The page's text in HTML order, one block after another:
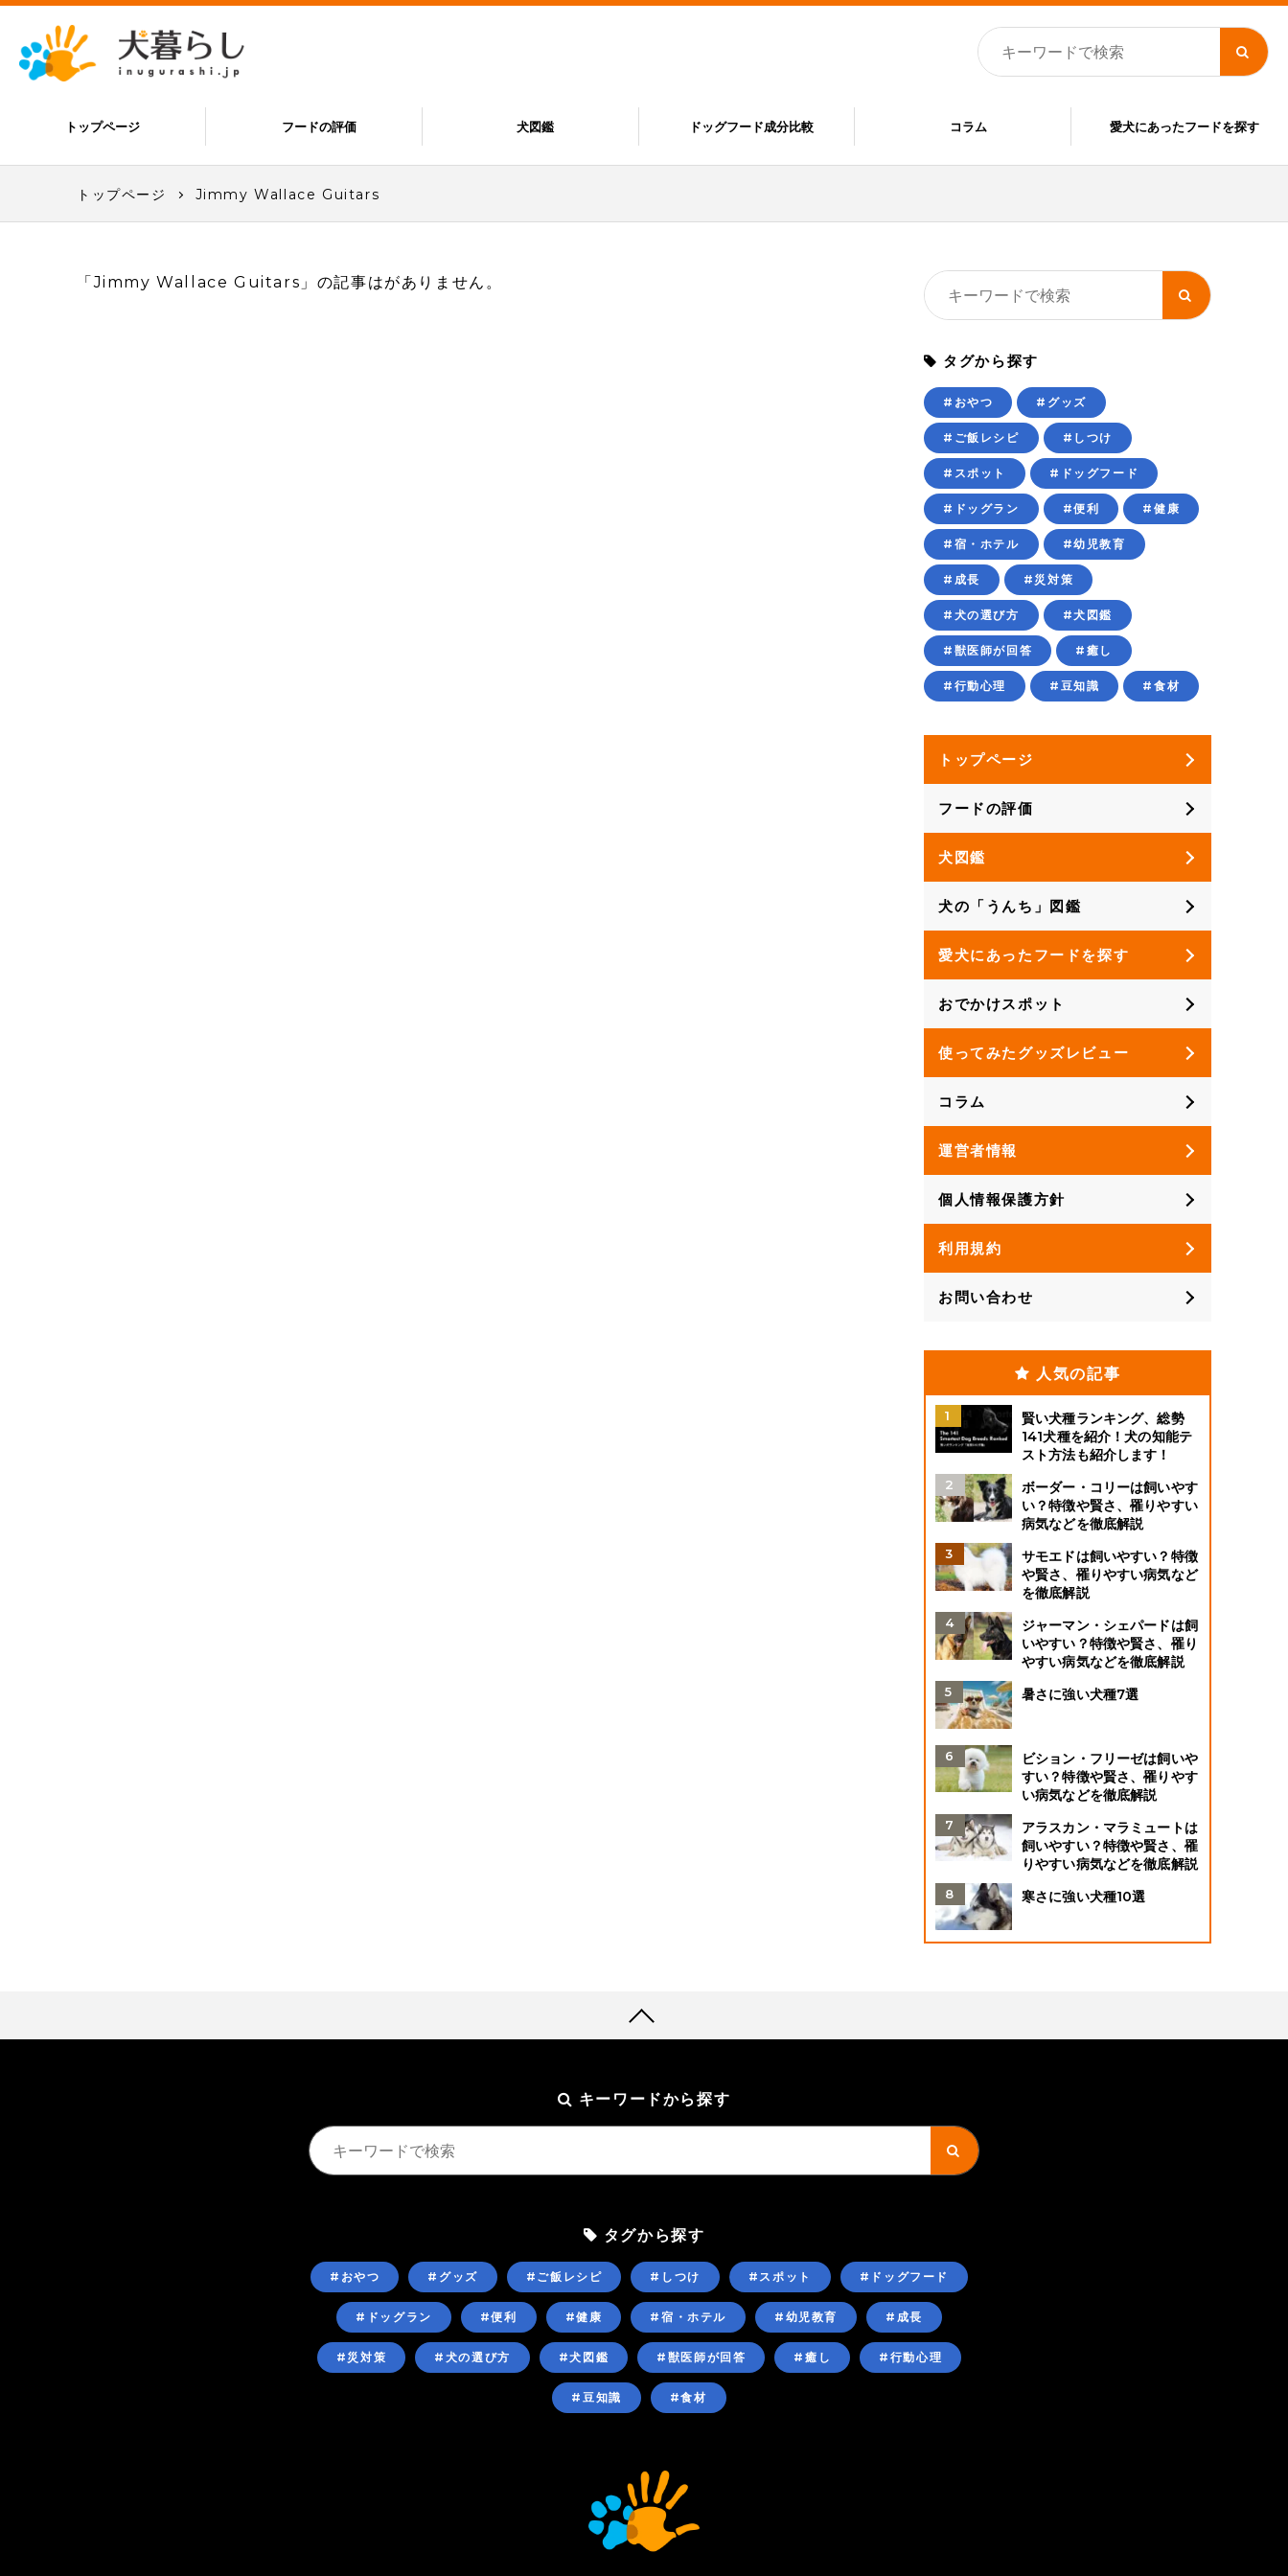
トップページ フードの評価 犬図鑑 ドッグフード成分比較 コラム 愛犬にあったフードを探す
トップページ Jimmy Wallace Guitars
「Jimmy Wallace Guitars」の記事はがありません。
タグから探す
#おやつ #グッズ
#ご飯レシピ #しつけ
#スポット #ドッグフード
#ドッグラン #便利 #健康
#宿・ホテル #幼児教育
#成長 #災対策
#犬の選び方 #犬図鑑
#獣医師が回答 #癒し
#行動心理 #豆知識 #食材
トップページ
フードの評価
犬図鑑
犬の「うんち」図鑑
愛犬にあったフードを探す
おでかけスポット
使ってみたグッズレビュー
コラム
運営者情報
個人情報保護方針
利用規約
お問い合わせ
人気の記事
賢い犬種ランキング、総勢
141犬種を紹介！犬の知能テ
スト方法も紹介します！
ボーダー・コリーは飼いやす
い？特徴や賢さ、罹りやすい
病気などを徹底解説
サモエドは飼いやすい？特徴
や賢さ、罹りやすい病気など
を徹底解説
ジャーマン・シェパードは飼
いやすい？特徴や賢さ、罹り
やすい病気などを徹底解説
暑さに強い犬種7選
ビション・フリーゼは飼いや
すい？特徴や賢さ、罹りやす
い病気などを徹底解説
アラスカン・マラミュートは
飼いやすい？特徴や賢さ、罹
りやすい病気などを徹底解説
寒さに強い犬種10選
キーワードから探す
タグから探す
#おやつ #グッズ #ご飯レシピ #しつけ #スポット #ドッグフード
#ドッグラン #便利 #健康 #宿・ホテル #幼児教育 #成長
#災対策 #犬の選び方 #犬図鑑 #獣医師が回答 #癒し #行動心理
#豆知識 #食材